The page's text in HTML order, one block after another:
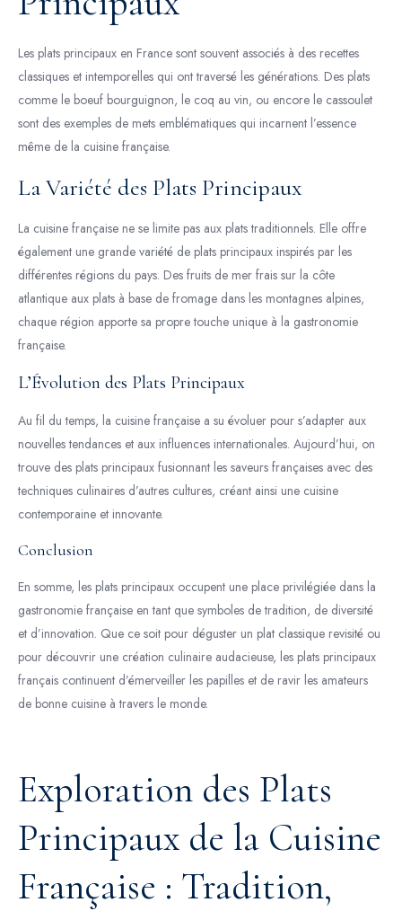
Les plats principaux en France sont souvent associés à des recettes
classiques et intemporelles qui ont traversé les générations. Des plats
comme le boeuf bourguignon, le coq au vin, ou encore le cassoulet
sont des exemples de mets emblématiques qui incarnent l’essence
même de la cuisine française.
La Variété des Plats Principaux
La cuisine française ne se limite pas aux plats traditionnels. Elle offre
également une grande variété de plats principaux inspirés par les
différentes régions du pays. Des fruits de mer frais sur la côte
atlantique aux plats à base de fromage dans les montagnes alpines,
chaque région apporte sa propre touche unique à la gastronomie
française.
L’Évolution des Plats Principaux
Au fil du temps, la cuisine française a su évoluer pour s’adapter aux
nouvelles tendances et aux influences internationales. Aujourd’hui, on
trouve des plats principaux fusionnant les saveurs françaises avec des
techniques culinaires d’autres cultures, créant ainsi une cuisine
contemporaine et innovante.
Conclusion
En somme, les plats principaux occupent une place privilégiée dans la
gastronomie française en tant que symboles de tradition, de diversité
et d’innovation. Que ce soit pour déguster un plat classique revisité ou
pour découvrir une création culinaire audacieuse, les plats principaux
français continuent d’émerveiller les papilles et de ravir les amateurs
de bonne cuisine à travers le monde.
Exploration des Plats
Principaux de la Cuisine
Française : Tradition,